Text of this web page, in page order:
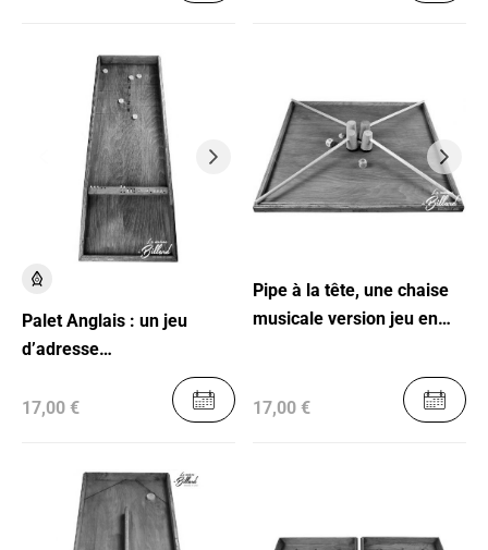
Palet Anglais : un jeu
d’adresse
17,00 €
Pipe à la tête, une chaise
musicale version jeu en
17,00 €